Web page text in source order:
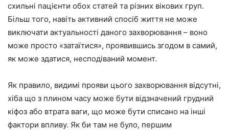
схильні пацієнти обох статей та різних вікових груп.
Більш того, навіть активний спосіб життя не може
виключати актуальності даного захворювання – воно
може просто «затаїтися», проявившись згодом в самий,
як може здатися, несподіваний момент.
Як правило, видимі прояви цього захворювання відсутні,
хіба що з плином часу може бути відзначений грудний
кіфоз або втрата ваги, що може бути списано на інші
фактори впливу. Як би там не було, першим